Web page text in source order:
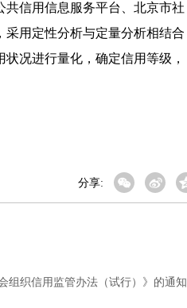
信用信息服务平台、北京市社
用定性分析与定量分析相结合
况进行量化，确定信用等级，
分享:
组织信用监管办法（试行）》的通知